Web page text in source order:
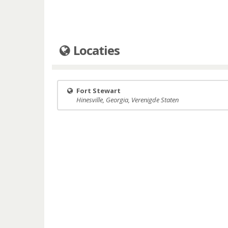
Locaties
Fort Stewart
Hinesville, Georgia, Verenigde Staten